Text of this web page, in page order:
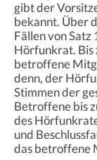
gibt der
bekannt. Über
Fällen von Satz
Hörfunkrat. Bis
betroffene
denn, der
Stimmen der
Betroffene bis
des
und
das betroffene